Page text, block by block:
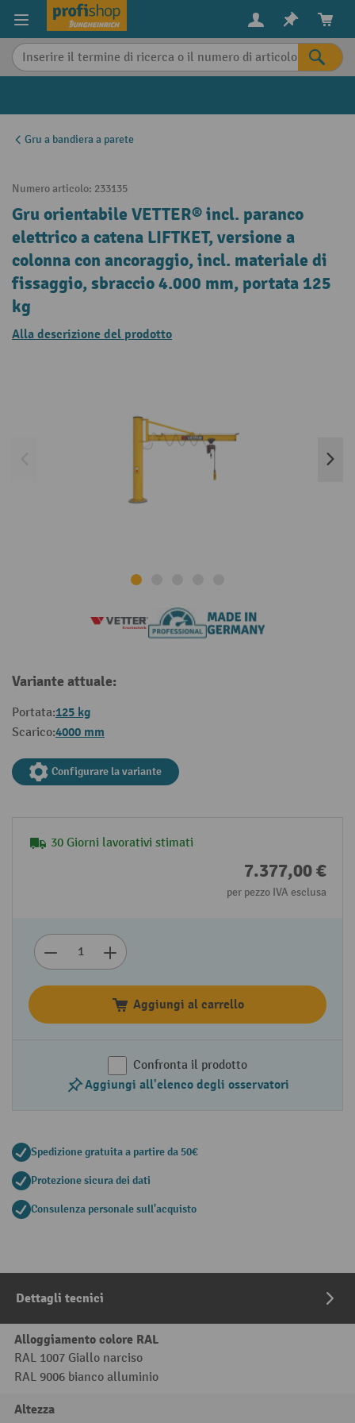
content
Gru a bandiera a parete
Numero articolo: 233135
Gru orientabile VETTER® incl. paranco
elettrico a catena LIFTKET, versione a
colonna con ancoraggio, incl. materiale di
fissaggio, sbraccio 4.000 mm, portata 125
kg
Alla descrizione del prodotto
Variante attuale:
Portata:125 kg
Scarico:4000 mm
Configurare la variante
30 Giorni lavorativi stimati
7.377,00 €
per pezzo IVA esclusa
Aggiungi al carrello
Confronta il prodotto
Aggiungi all'elenco degli osservatori
Spedizione gratuita a partire da 50€
Protezione sicura dei dati
Consulenza personale sull'acquisto
Dettagli tecnici
Alloggiamento colore RAL
RAL 1007 Giallo narciso
RAL 9006 bianco alluminio
Altezza